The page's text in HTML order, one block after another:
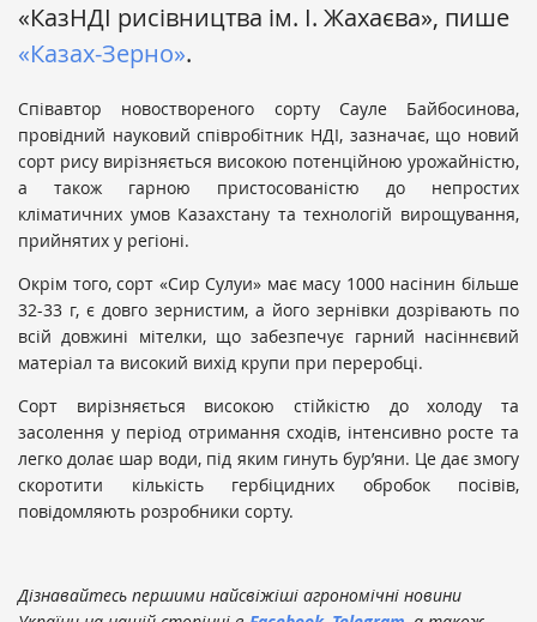
«КазНДІ рисівництва ім. І. Жахаєва», пише
«Казах-Зерно».
Співавтор новоствореного сорту Сауле Байбосинова,
провідний науковий співробітник НДІ, зазначає, що новий
сорт рису вирізняється високою потенційною урожайністю,
а також гарною пристосованістю до непростих
кліматичних умов Казахстану та технологій вирощування,
прийнятих у регіоні.
Окрім того, сорт «Сир Сулуи» має масу 1000 насінин більше
32-33 г, є довго зернистим, а його зернівки дозрівають по
всій довжині мітелки, що забезпечує гарний насіннєвий
матеріал та високий вихід крупи при переробці.
Сорт вирізняється високою стійкістю до холоду та
засолення у період отримання сходів, інтенсивно росте та
легко долає шар води, під яким гинуть бур’яни. Це дає змогу
скоротити кількість гербіцидних обробок посівів,
повідомляють розробники сорту.
Дізнавайтесь першими найсвіжіші агрономічні новини